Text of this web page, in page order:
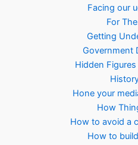
Facing our
For
Getting
Government
Hidden
Hone your
How
How to avoid a
How to